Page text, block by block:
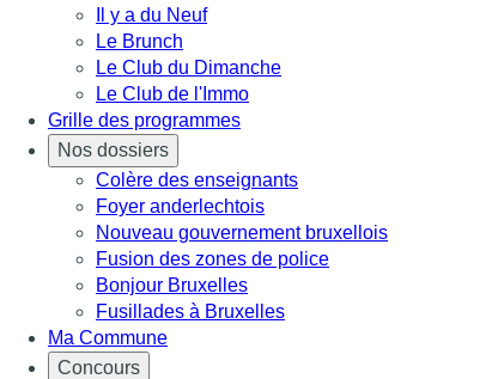
Il y a du Neuf
Le Brunch
Le Club du Dimanche
Le Club de l'Immo
Grille des programmes
Nos dossiers
Colère des enseignants
Foyer anderlechtois
Nouveau gouvernement bruxellois
Fusion des zones de police
Bonjour Bruxelles
Fusillades à Bruxelles
Ma Commune
Concours